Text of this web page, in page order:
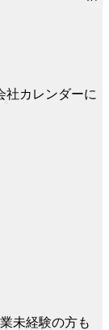
社カレンダーに
未経験の方も